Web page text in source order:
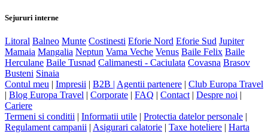
Sejururi interne
Litoral Balneo Munte Costinesti Eforie Nord Eforie Sud Jupiter
Mamaia Mangalia Neptun Vama Veche Venus Baile Felix Baile
Herculane Baile Tusnad Calimanesti - Caciulata Covasna Brasov
Busteni Sinaia
Contul meu | Impresii | B2B | Agentii partenere | Club Europa Travel
| Blog Europa Travel | Corporate | FAQ | Contact | Despre noi |
Cariere
Termeni si conditii | Informatii utile | Protectia datelor personale |
Regulament campanii | Asigurari calatorie | Taxe hoteliere | Harta